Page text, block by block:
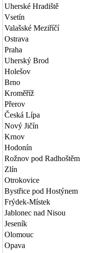
Uherské Hradiště
Vsetín
Valašské Meziříčí
Ostrava
Praha
Uherský Brod
Holešov
Brno
Kroměříž
Přerov
Česká Lípa
Nový Jičín
Krnov
Hodonín
Rožnov pod Radhoštěm
Zlín
Otrokovice
Bystřice pod Hostýnem
Frýdek-Místek
Jablonec nad Nisou
Jeseník
Olomouc
Opava